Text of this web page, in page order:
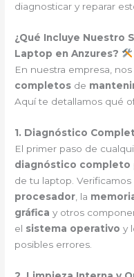
diagnosticar y reparar
¿Qué Incluye Nuestro
Laptop en Anzures?
En nuestra empresa,
completos de
Aquí te detallamos qué
1. Diagnóstico
El primer paso de
diagnóstico completo
de tu laptop. Verificamos
procesador , la
gráfica y otros
el sistema operativo y
posibles errores.